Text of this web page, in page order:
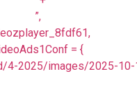
”,
= {
4-2025/images/2025-